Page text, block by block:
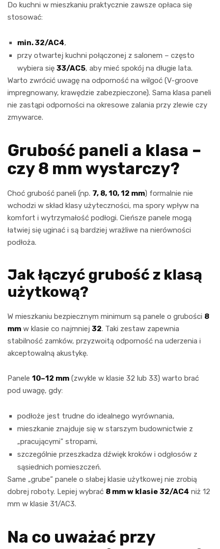
Do kuchni w mieszkaniu praktycznie zawsze opłaca się
stosować:
min. 32/AC4,
przy otwartej kuchni połączonej z salonem – często
wybiera się 33/AC5, aby mieć spokój na długie lata.
Warto zwrócić uwagę na odporność na wilgoć (V-groove
impregnowany, krawędzie zabezpieczone). Sama klasa paneli
nie zastąpi odporności na okresowe zalania przy zlewie czy
zmywarce.
Grubość paneli a klasa –
czy 8 mm wystarczy?
Choć grubość paneli (np. 7, 8, 10, 12 mm) formalnie nie
wchodzi w skład klasy użyteczności, ma spory wpływ na
komfort i wytrzymałość podłogi. Cieńsze panele mogą
łatwiej się uginać i są bardziej wrażliwe na nierówności
podłoża.
Jak łączyć grubość z klasą
użytkową?
W mieszkaniu bezpiecznym minimum są panele o grubości 8
mm w klasie co najmniej 32. Taki zestaw zapewnia
stabilność zamków, przyzwoitą odporność na uderzenia i
akceptowalną akustykę.
Panele 10–12 mm (zwykle w klasie 32 lub 33) warto brać
pod uwagę, gdy:
podłoże jest trudne do idealnego wyrównania,
mieszkanie znajduje się w starszym budownictwie z
„pracującymi” stropami,
szczególnie przeszkadza dźwięk kroków i odgłosów z
sąsiednich pomieszczeń.
Same „grube” panele o słabej klasie użytkowej nie zrobią
dobrej roboty. Lepiej wybrać 8 mm w klasie 32/AC4 niż 12
mm w klasie 31/AC3.
Na co uważać przy